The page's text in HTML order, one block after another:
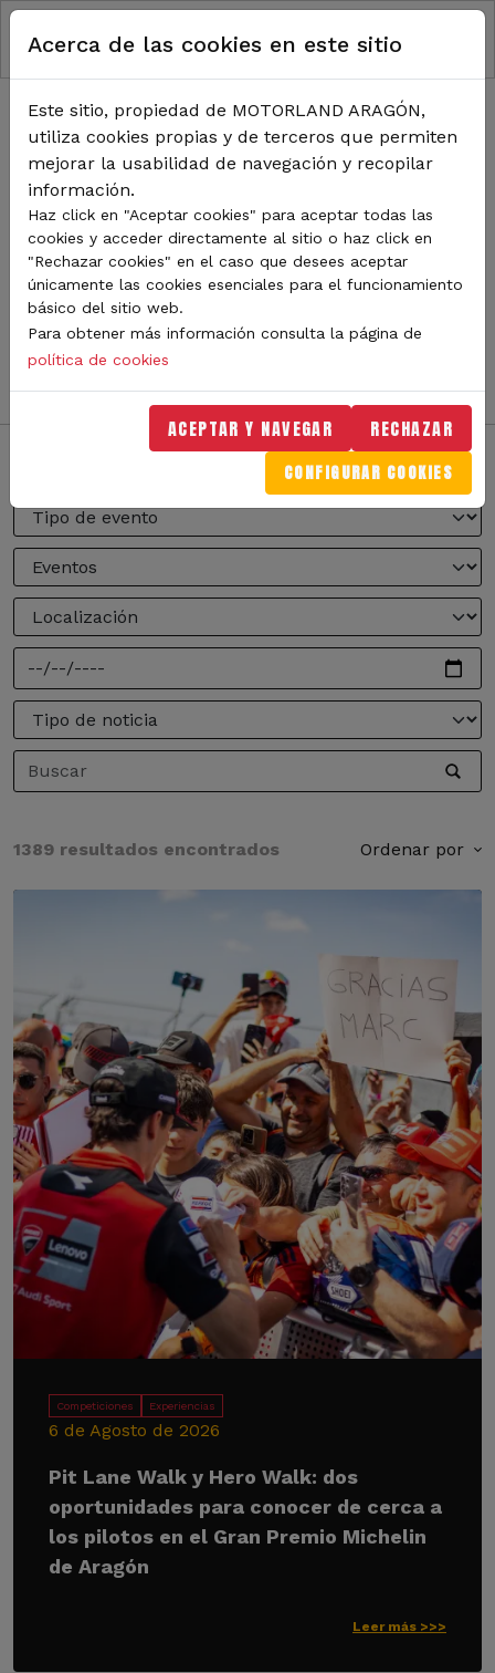
Pasar al contenido principal
RUTA DE NAVEGACIÓN
Inicio Noticias
TODA LA ACTUALIDAD DE
MOTORLAND
Sigue de cerca todas las novedades de MotorLand
Aragón. Aquí encontrarás noticias sobre eventos,
competiciones, pilotos, novedades del circuito y
mucho más. Filtra por categoría o tipo de contenido y
no te pierdas nada del mundo del motor.
1389 resultados encontrados Ordenar por
Competiciones Experiencias
6 de Agosto de 2026
Pit Lane Walk y Hero Walk: dos
oportunidades para conocer de cerca a
los pilotos en el Gran Premio Michelin
de Aragón
Leer más >>>
Acerca de las cookies en este sitio
Este sitio, propiedad de MOTORLAND ARAGÓN,
utiliza cookies propias y de terceros que permiten
mejorar la usabilidad de navegación y recopilar
información.
Haz click en "Aceptar cookies" para aceptar todas las
cookies y acceder directamente al sitio o haz click en
"Rechazar cookies" en el caso que desees aceptar
únicamente las cookies esenciales para el funcionamiento
básico del sitio web.
Para obtener más información consulta la página de
política de cookies
ACEPTAR Y NAVEGAR RECHAZAR
CONFIGURAR COOKIES